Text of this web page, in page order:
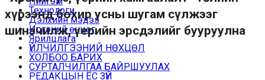
Технологи
Дэлхийн мэдээ
Иргэний өнцөг
Ярилцлага
ҮЙЛЧИЛГЭЭНИЙ НӨХЦӨЛ
ХОЛБОО БАРИХ
СУРТАЛЧИЛГАА БАЙРШУУЛАХ
РЕДАКЦЫН ЁС ЗҮЙ
хүрээнд бохир усны шугам сүлжээг
шинэчилж, үерийн эрсдэлийг бууруулна